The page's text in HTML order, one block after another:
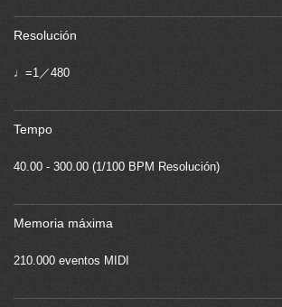
Resolución
♩=1／480
Tempo
40.00 - 300.00 (1/100 BPM Resolución)
Memoria máxima
210.000 eventos MIDI